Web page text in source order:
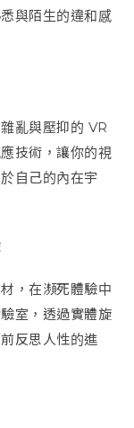
與陌生的違和感
亂與壓抑的 VR
技術，讓你的視
自己的內在宇
，在瀕死體驗中
室，透過實體旋
反思人性的進